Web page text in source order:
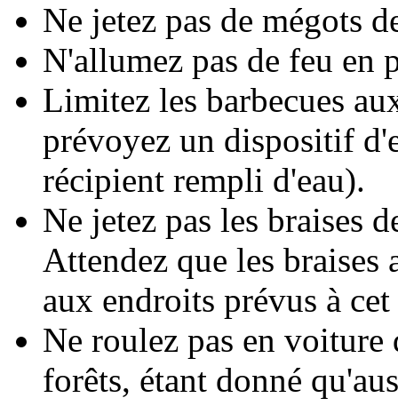
Ne jetez pas de mégots
N'allumez pas de feu en
Limitez les barbecues
prévoyez un dispositif
récipient rempli d'eau).
Ne jetez pas les braises
Attendez que les
aux endroits prévus à
Ne roulez pas en voiture
forêts, étant donné